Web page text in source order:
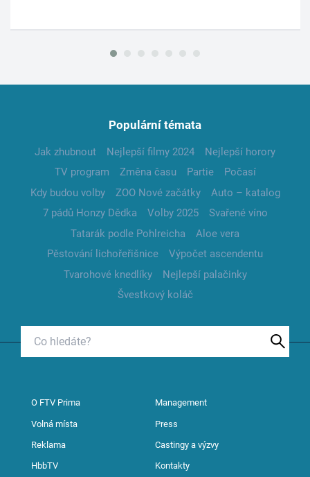
Populární témata
Jak zhubnout Nejlepší filmy 2024
Nejlepší horory
TV program
Změna času Partie
Počasí
Kdy budou volby
ZOO Nové začátky
Auto – katalog
7 pádů Honzy Dědka
Volby 2025
Svařené víno
Tatarák podle Pohlreicha
Aloe vera
Pěstování lichořeřišnice
Výpočet ascendentu
Tvarohové knedlíky
Nejlepší palačinky
Švestkový koláč
O FTV Prima Management
Volná místa Press
Reklama Castingy a výzvy
HbbTV Kontakty